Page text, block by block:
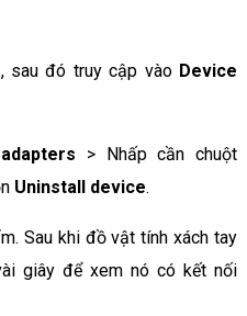
, sau đó truy cập vào Device
> Nhấp cần chuột
Uninstall device.
Sau khi đồ vật tính xách tay
giây để xem nó có kết nối